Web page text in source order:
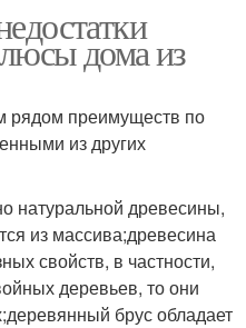
дома из
рядом преимуществ по
из других
натуральной древесины,
из массива;древесина
свойств, в частности,
деревьев, то они
брус обладает